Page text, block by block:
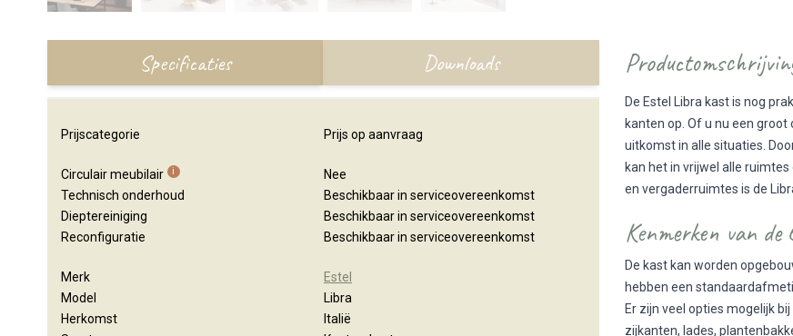
Specificaties Downloads
Prijscategorie Prijs op aanvraag
Circulair meubilair i
Nee
Technisch onderhoud
Beschikbaar in serviceovereenkomst
Dieptereiniging
Beschikbaar in serviceovereenkomst
Reconfiguratie
Beschikbaar in serviceovereenkomst
Merk
Estel
Model
Libra
Herkomst
Italië
De Estel Libra kast is nog
kanten op. Of u nu een
uitkomst in alle situaties.
kan het in vrijwel alle
en vergaderruimtes is de
Kenmerken van
De kast kan worden
hebben een
Er zijn veel opties mogelijk
zijkanten, lades,